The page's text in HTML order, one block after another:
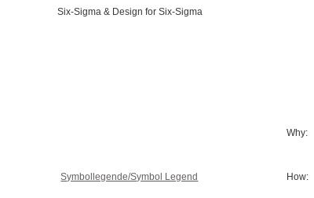
Six-Sigma & Design for Six-Sigma
Symbollegende/Symbol Legend
Why:
How: